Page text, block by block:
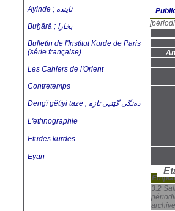
Ayinde ; ئایندە
Buẖārā ; بخارا
Bulletin de l'Institut Kurde de Paris
(série française)
Les Cahiers de l'Orient
Contretemps
Dengî gêtîyi taze ; دەنگی گێتیی تازە
L'ethnographie
Etudes kurdes
Eyan
3.2